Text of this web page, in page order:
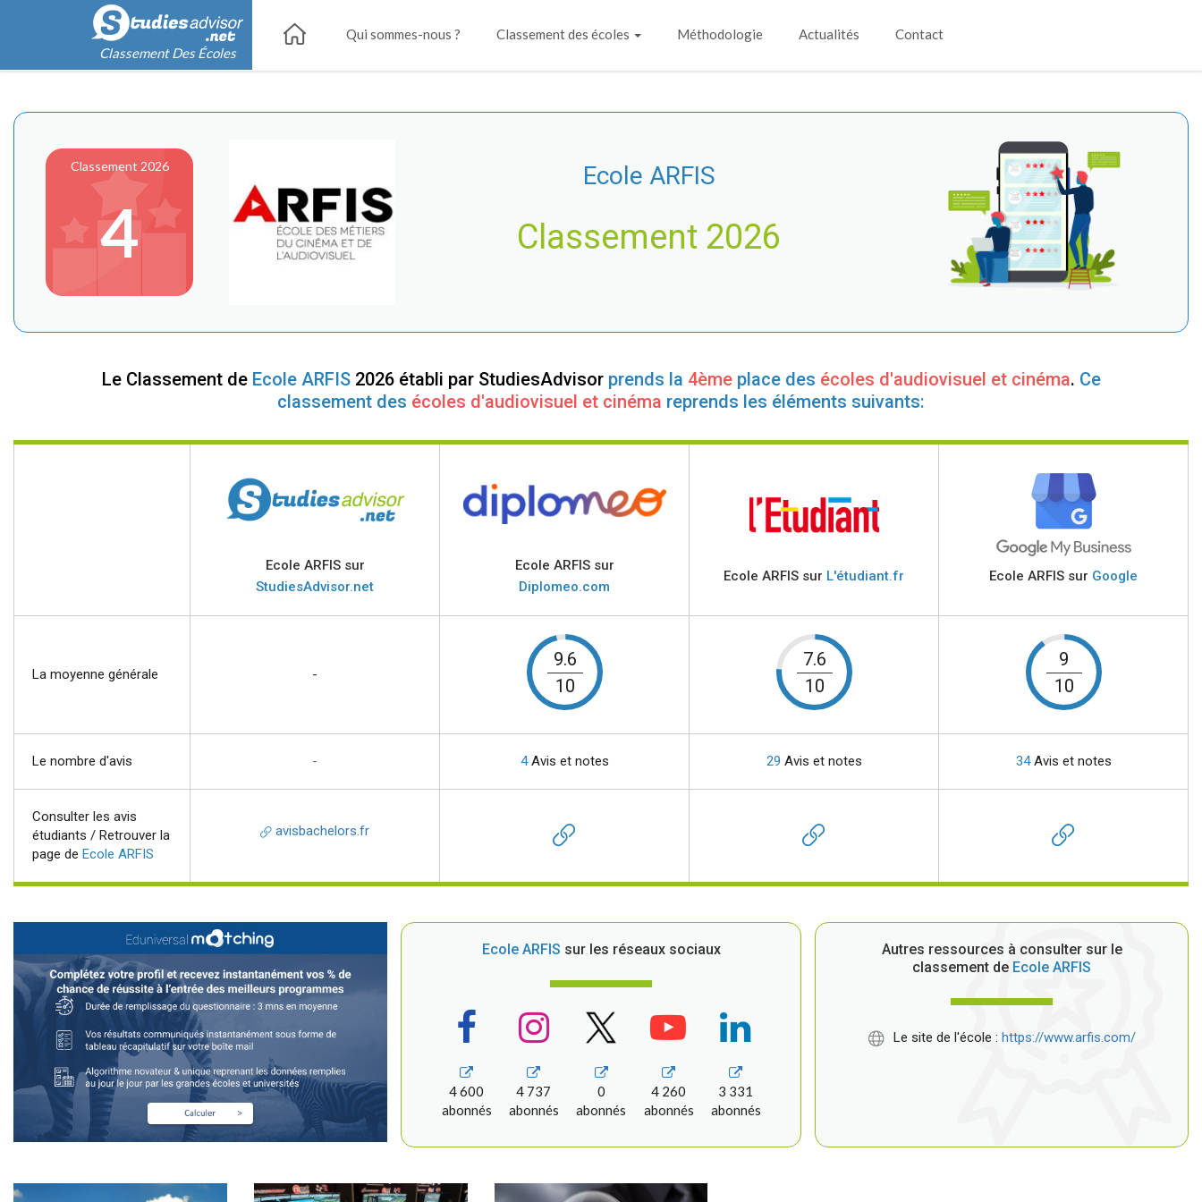
Classement Des Écoles
Qui sommes-nous ? Classement des écoles Méthodologie Actualités Contact
Classement 2026
4
Ecole ARFIS
Classement 2026
Le Classement de Ecole ARFIS2026 établi par StudiesAdvisor prends la 4èmeplace des écoles d'audiovisuel et cinéma. Ce
classement des écoles d'audiovisuel et cinéma reprends les éléments suivants:
Ecole ARFIS sur
StudiesAdvisor.net
Ecole ARFIS sur
Diplomeo.com
Ecole ARFIS sur L'étudiant.fr Ecole ARFIS sur Google
La moyenne générale -
9.6
10
7.6
10
9
10
Le nombre d'avis - 4Avis et notes 29 Avis et notes 34Avis et notes
Consulter les avis
étudiants / Retrouver la
page de Ecole ARFIS
avisbachelors.fr
Ecole ARFIS sur les réseaux sociaux
4 600
abonnés
4 737
abonnés
0
abonnés
4 260
abonnés
3 331
abonnés
Autres ressources à consulter sur le
classement de Ecole ARFIS
Le site de l'école : https://www.arfis.com/